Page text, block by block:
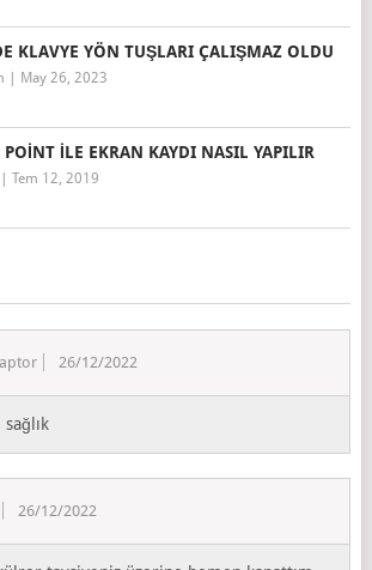
KLAVYE YÖN TUŞLARI ÇALIŞMAZ OLDU
May 26, 2023
POINT ILE EKRAN KAYDI NASIL YAPILIR
Tem 12, 2019
26/12/2022
sağlık
26/12/2022